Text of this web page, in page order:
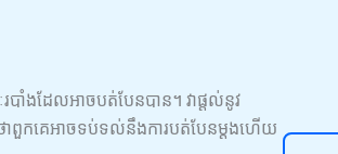
របាំងដែលអាចបត់បែនបាន។ វាផ្តល់នូវ
ថាពួកគេអាចទប់ទល់នឹងការបត់បែនម្តងហើយ